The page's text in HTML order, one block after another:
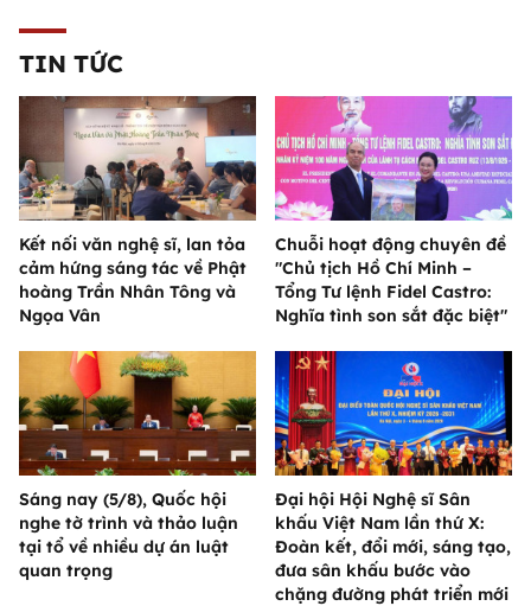
TIN TỨC
Kết nối văn nghệ sĩ, lan tỏa
cảm hứng sáng tác về Phật
hoàng Trần Nhân Tông và
Ngọa Vân
Chuỗi hoạt động chuyên đề
"Chủ tịch Hồ Chí Minh –
Tổng Tư lệnh Fidel Castro:
Nghĩa tình son sắt đặc biệt"
Sáng nay (5/8), Quốc hội
nghe tờ trình và thảo luận
tại tổ về nhiều dự án luật
quan trọng
Đại hội Hội Nghệ sĩ Sân
khấu Việt Nam lần thứ X:
Đoàn kết, đổi mới, sáng tạo,
đưa sân khấu bước vào
chặng đường phát triển mới